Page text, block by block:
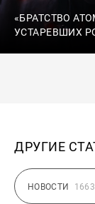
«БРАТСТВО
УСТАРЕВШИХ
ДРУГИЕ
НОВОСТИ